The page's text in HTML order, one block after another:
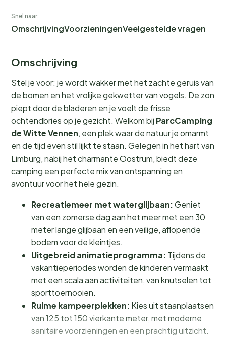
Snel naar:
OmschrijvingVoorzieningenVeelgestelde vragen
Omschrijving
Stel je voor: je wordt wakker met het zachte geruis van
de bomen en het vrolijke gekwetter van vogels. De zon
piept door de bladeren en je voelt de frisse
ochtendbries op je gezicht. Welkom bij ParcCamping
de Witte Vennen, een plek waar de natuur je omarmt
en de tijd even stil lijkt te staan. Gelegen in het hart van
Limburg, nabij het charmante Oostrum, biedt deze
camping een perfecte mix van ontspanning en
avontuur voor het hele gezin.
Recreatiemeer met waterglijbaan:Geniet
van een zomerse dag aan het meer met een 30
meter lange glijbaan en een veilige, aflopende
bodem voor de kleintjes.
Uitgebreid animatieprogramma: Tijdens de
vakantieperiodes worden de kinderen vermaakt
met een scala aan activiteiten, van knutselen tot
sporttoernooien.
Ruime kampeerplekken: Kies uit staanplaatsen
van 125 tot 150 vierkante meter, met moderne
sanitaire voorzieningen en een prachtig uitzicht.